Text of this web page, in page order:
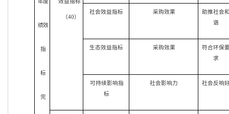
年度
绩效
指
标
完
效益指标
（40）
社会效益指标 采购效果
助推社会
谐
生态效益指标 采购效果
符合环保
求
可持续影响指
标
社会影响力 社会反响